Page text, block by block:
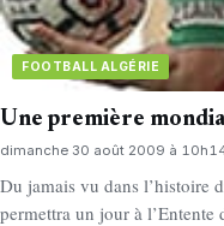
FOOTBALL ALGÉRIE
Une première
dimanche 30 août 2009 à
Du jamais vu dans l’histoire
permettra un jour à